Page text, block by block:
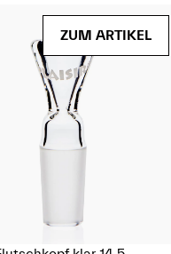
(Paket)
ZUM ARTIKEL